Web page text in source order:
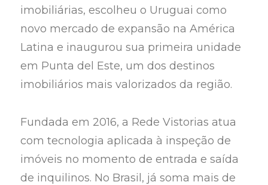
imobiliárias, escolheu o Uruguai como
novo mercado de expansão na América
Latina e inaugurou sua primeira unidade
em Punta del Este, um dos destinos
imobiliários mais valorizados da região.
Fundada em 2016, a Rede Vistorias atua
com tecnologia aplicada à inspeção de
imóveis no momento de entrada e saída
de inquilinos. No Brasil, já soma mais de